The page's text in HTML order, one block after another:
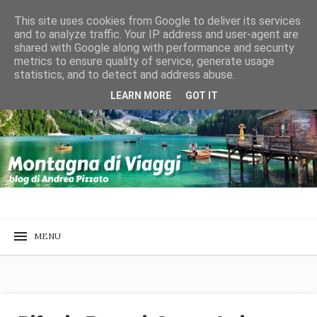
This site uses cookies from Google to deliver its services
and to analyze traffic. Your IP address and user-agent are
shared with Google along with performance and security
metrics to ensure quality of service, generate usage
statistics, and to detect and address abuse.
LEARN MORE GOT IT